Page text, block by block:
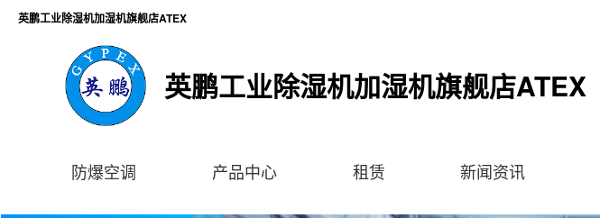
英鹏工业除湿机加湿机旗舰店ATEX
英鹏工业除湿机加湿机旗舰店ATEX
防爆空调 产品中心 租赁 新闻资讯